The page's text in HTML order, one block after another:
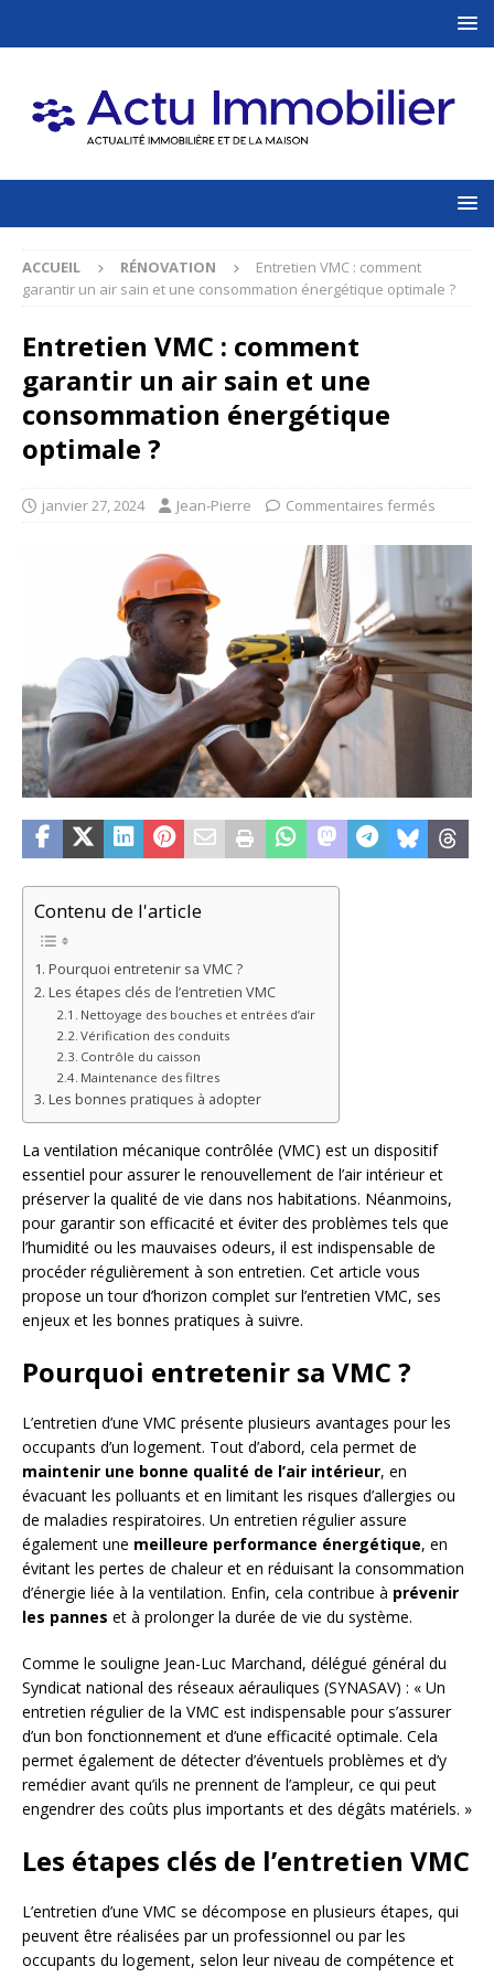
ACCUEIL RÉNOVATION
Entretien VMC : comment
garantir un air sain et une consommation énergétique optimale ?
Entretien VMC : comment
garantir un air sain et une
consommation énergétique
optimale ?
janvier 27, 2024 Jean-Pierre Commentaires fermés
Contenu de l'article
Pourquoi entretenir sa VMC ?
Les étapes clés de l’entretien VMC
Nettoyage des bouches et entrées d’air
Vérification des conduits
Contrôle du caisson
Maintenance des filtres
Les bonnes pratiques à adopter
La ventilation mécanique contrôlée (VMC) est un dispositif
essentiel pour assurer le renouvellement de l’air intérieur et
préserver la qualité de vie dans nos habitations. Néanmoins,
pour garantir son efficacité et éviter des problèmes tels que
l’humidité ou les mauvaises odeurs, il est indispensable de
procéder régulièrement à son entretien. Cet article vous
propose un tour d’horizon complet sur l’entretien VMC, ses
enjeux et les bonnes pratiques à suivre.
Pourquoi entretenir sa VMC ?
L’entretien d’une VMC présente plusieurs avantages pour les
occupants d’un logement. Tout d’abord, cela permet de
maintenir une bonne qualité de l’air intérieur, en
évacuant les polluants et en limitant les risques d’allergies ou
de maladies respiratoires. Un entretien régulier assure
également une meilleure performance énergétique, en
évitant les pertes de chaleur et en réduisant la consommation
d’énergie liée à la ventilation. Enfin, cela contribue à prévenir
les pannes et à prolonger la durée de vie du système.
Comme le souligne Jean-Luc Marchand, délégué général du
Syndicat national des réseaux aérauliques (SYNASAV) : « Un
entretien régulier de la VMC est indispensable pour s’assurer
d’un bon fonctionnement et d’une efficacité optimale. Cela
permet également de détecter d’éventuels problèmes et d’y
remédier avant qu’ils ne prennent de l’ampleur, ce qui peut
engendrer des coûts plus importants et des dégâts matériels. »
Les étapes clés de l’entretien VMC
L’entretien d’une VMC se décompose en plusieurs étapes, qui
peuvent être réalisées par un professionnel ou par les
occupants du logement, selon leur niveau de compétence et